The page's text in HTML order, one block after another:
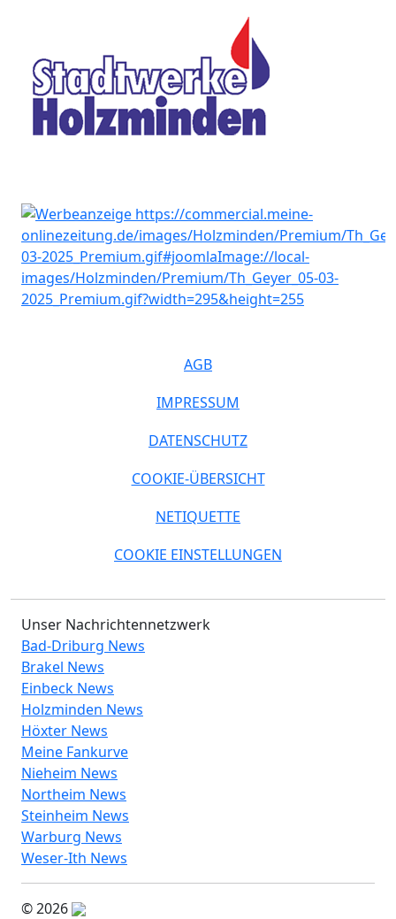
AGB
IMPRESSUM
DATENSCHUTZ
COOKIE-ÜBERSICHT
NETIQUETTE
COOKIE EINSTELLUNGEN
Unser Nachrichtennetzwerk
Bad-Driburg News
Brakel News
Einbeck News
Holzminden News
Höxter News
Meine Fankurve
Nieheim News
Northeim News
Steinheim News
Warburg News
Weser-Ith News
© 2026